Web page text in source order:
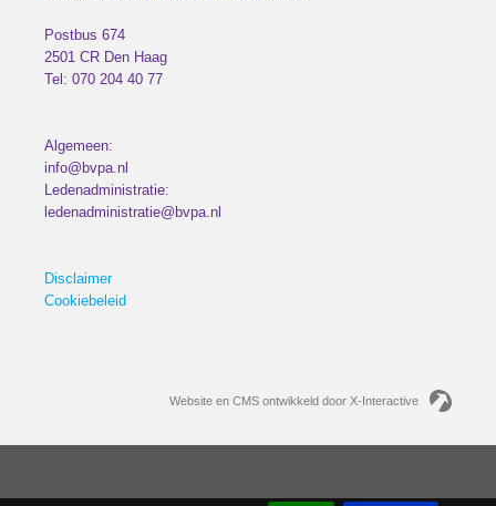
Postbus 674
2501 CR Den Haag
Tel: 070 204 40 77
Algemeen:
info@bvpa.nl
Ledenadministratie:
ledenadministratie@bvpa.nl
Disclaimer
Cookiebeleid
Website en CMS ontwikkeld door X-Interactive